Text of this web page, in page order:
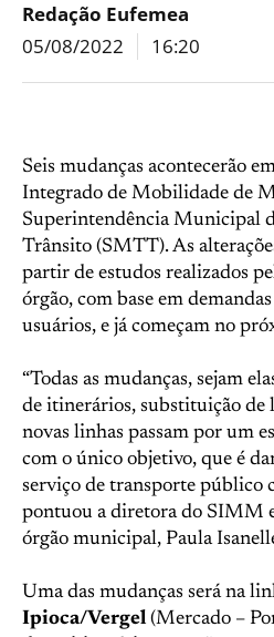
Redação Eufemea
05/08/2022
16:20
Seis mudanças acontecerão
Integrado de Mobilidade de
Superintendência Municipal
Trânsito (SMTT). As
partir de estudos realizados
órgão, com base em
usuários, e já começam no
“Todas as mudanças, sejam
de itinerários, substituição de
novas linhas passam por um
com o único objetivo, que é
serviço de transporte público
pontuou a diretora do SIMM
órgão municipal, Paula
Uma das mudanças será na
Ipioca/Vergel(Mercado –